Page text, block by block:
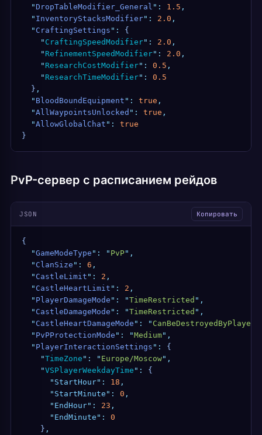
  "
DropTableModifier_General " : 1.5 ,
  "
InventoryStacksModifier" : 2.0 ,
  "
CraftingSettings " :
{
    "
CraftingSpeedModifier" : 2.0 ,
    "
RefinementSpeedModifier" : 2.0 ,
    "
ResearchCostModifier" : 0.5 ,
    "
ResearchTimeModifier" :
0.5
  }
,
  "
BloodBoundEquipment " : true ,
  "
AllWaypointsUnlocked " : true ,
  "
AllowGlobalChat " :
true
}
PvP-сервер с расписанием рейдов
JSON Копировать
{
  "
GameModeType " : " PvP" ,
  "
ClanSize " : 6 ,
  "
CastleLimit " : 2 ,
  "
CastleHeartLimit " : 2 ,
  "
PlayerDamageMode " : "TimeRestricted " ,
  "
CastleDamageMode " : "TimeRestricted " ,
  "
CastleHeartDamageMode " : " CanBeDestroyedByPlayers
  "
PvPProtectionMode " : "Medium" ,
  "
PlayerInteractionSettings " :
{
    "
TimeZone " : " Europe/Moscow" ,
    "
VSPlayerWeekdayTime " :
{
      "
StartHour" : 18 ,
      "
StartMinute " : 0 ,
      "
EndHour" : 23 ,
      "
EndMinute " :
0
    }
,